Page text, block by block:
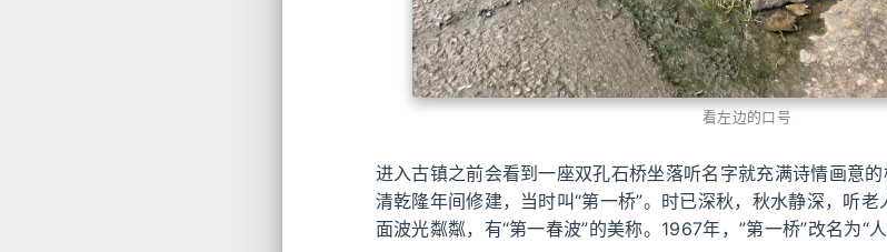
看左边的口号
进入古镇之前会看到一座双孔石桥坐落听名字就充满诗情画意的
清乾隆年间修建，当时叫“第一桥”。时已深秋，秋水静深，听
面波光粼粼，有“第一春波”的美称。1967年，”第一桥”改名为“人